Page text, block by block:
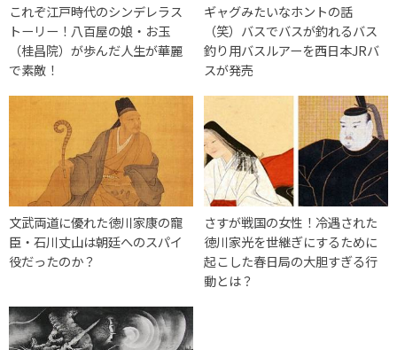
これぞ江戸時代のシンデレラス
トーリー！八百屋の娘・お玉
（桂昌院）が歩んだ人生が華麗
で素敵！
ギャグみたいなホントの話
（笑）バスでバスが釣れるバス
釣り用バスルアーを西日本JRバ
スが発売
文武両道に優れた徳川家康の寵
臣・石川丈山は朝廷へのスパイ
役だったのか？
さすが戦国の女性！冷遇された
徳川家光を世継ぎにするために
起こした春日局の大胆すぎる行
動とは？